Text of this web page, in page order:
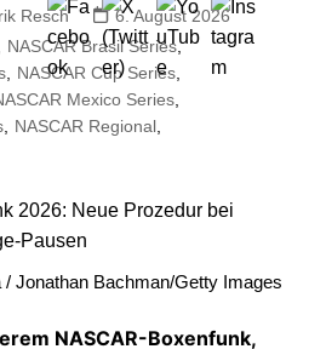
Resch
6. August 2026
NASCAR Brasil Series,
, NASCAR Cup Series,
Mexico Series,
, NASCAR Regional,
Jonathan Bachman/Getty Images
NASCAR-Boxenfunk,